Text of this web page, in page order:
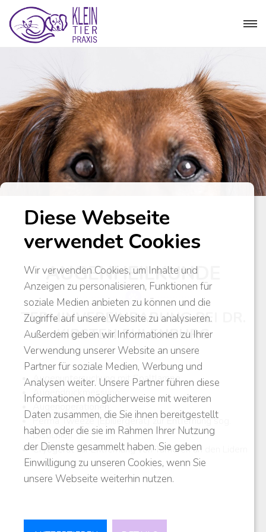
Diese Webseite
verwendet Cookies
Wir verwenden Cookies, um Inhalte und
Anzeigen zu personalisieren, Funktionen für
soziale Medien anbieten zu können und die
Zugriffe auf unsere Website zu analysieren.
Außerdem geben wir Informationen zu Ihrer
Verwendung unserer Website an unsere
Partner für soziale Medien, Werbung und
Analysen weiter. Unsere Partner führen diese
Informationen möglicherweise mit weiteren
Daten zusammen, die Sie ihnen bereitgestellt
haben oder die sie im Rahmen Ihrer Nutzung
der Dienste gesammelt haben. Sie geben
Einwilligung zu unseren Cookies, wenn Sie
unsere Webseite weiterhin nutzen.
AUGENHEILKUNDE
TERMINVEREINBARUNG BEI DR.
KIRSTEN EULENBURG
Augenuntersuchung mit Spaltlampe
Augendruckmessung
Augenoperationen
Perma Tweeze (Epiliergerät) zur Entfernung sog.
Distichien
Cryogerät zur Entfernung von Tumoren an den Lidern